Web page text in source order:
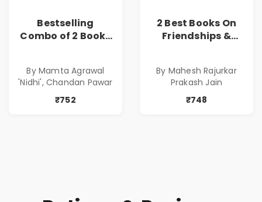
Bestselling
Combo of 2 Books
( सर्वोत्कृष्ट कादंबरी
आणि प्रभावशाली
कथांचा संच )
By Mamta Agrawal
'Nidhi', Chandan Pawar
₹752
2 Best Books On
Friendships &
of Power, Love &
Greed | Simplest
Way to Grow Your
By Mahesh Rajurkar
Prakash Jain
₹748